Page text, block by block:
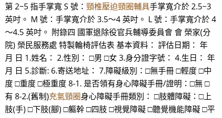
第 2~5 指手掌寬 S 號： 頸椎壓迫頸圈輔具手掌寬介於 2.5~3
英吋。 M 號：手掌寬介於 3.5～4 英吋。 L 號：手掌寬介於 4
～4.5 英吋。 附錄四 國軍退除役官兵輔導委員會 會 榮家(分
院) 榮民服務處 特製輪椅評估表 基本資料： 評估日期： 年
月 日 1.姓名： 2.性別： □男 □女 3.身分證字號： 4.生日： 年
月 日 5.診斷: 6.寄送地址： 7.障礙級別：□無手冊 □輕度 □中
度 □重度 □極重度 8-1. 是否領有身心障礙手冊/證明：□無 □
有 8-2.(舊制)充氣頸圈身心障礙手冊類別： □肢體障礙：□上
肢(手) □下肢(腳) □軀幹 □四肢 □視覺障礙 □聽覺機能障礙 □平